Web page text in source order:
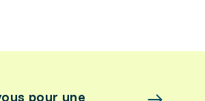
pour une